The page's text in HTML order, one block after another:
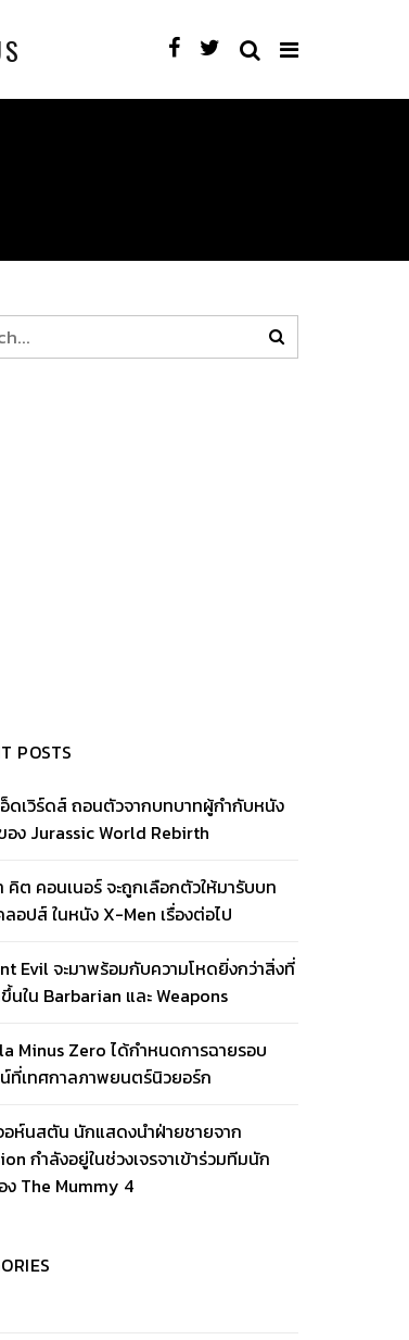
POSTS
อ็ดเวิร์ดส์ ถอนตัวจากบทบาทผู้กำกับหนัง
อง Jurassic World Rebirth
คิต คอนเนอร์ จะถูกเลือกตัวให้มารับบท
ลอปส์ ในหนัง X-Men เรื่องต่อไป
Evil จะมาพร้อมกับความโหดยิ่งกว่าสิ่งที่
นใน Barbarian และ Weapons
Minus Zero ได้กำหนดการฉายรอบ
ที่เทศกาลภาพยนตร์นิวยอร์ก
อห์นสตัน นักแสดงนำฝ่ายชายจาก
กำลังอยู่ในช่วงเจรจาเข้าร่วมทีมนัก
ง The Mummy 4